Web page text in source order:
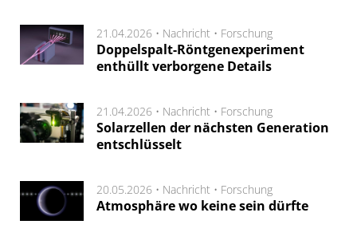
21.04.2026 • Nachricht • Forschung
Doppelspalt-Röntgenexperiment
enthüllt verborgene Details
21.04.2026 • Nachricht • Forschung
Solarzellen der nächsten Generation
entschlüsselt
20.05.2026 • Nachricht • Forschung
Atmosphäre wo keine sein dürfte